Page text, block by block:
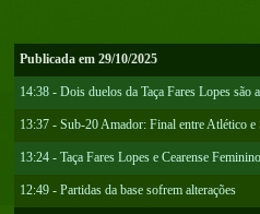
Publicada em 29/10/2025
14:38 - Dois duelos da Taça Fares Lopes são
13:37 - Sub-20 Amador: Final entre Atlético e
13:24 - Taça Fares Lopes e Cearense
12:49 - Partidas da base sofrem alterações